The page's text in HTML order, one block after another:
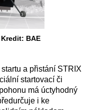
BAE
a přistání STRIX
startovací či
má úctyhodný
i ke